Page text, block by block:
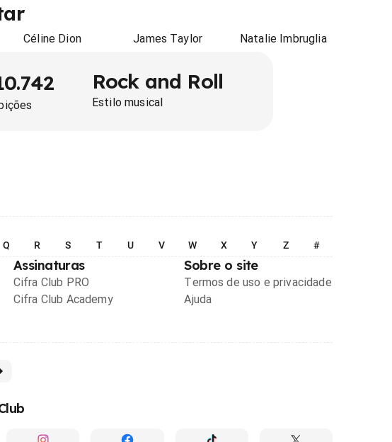
Céline Dion James Taylor Natalie Imbruglia
Rock and Roll
Estilo musical
Q R S T U V W X Y Z #
Assinaturas
Cifra Club PRO
Cifra Club Academy
Sobre o site
Termos de uso e privacidade
Ajuda